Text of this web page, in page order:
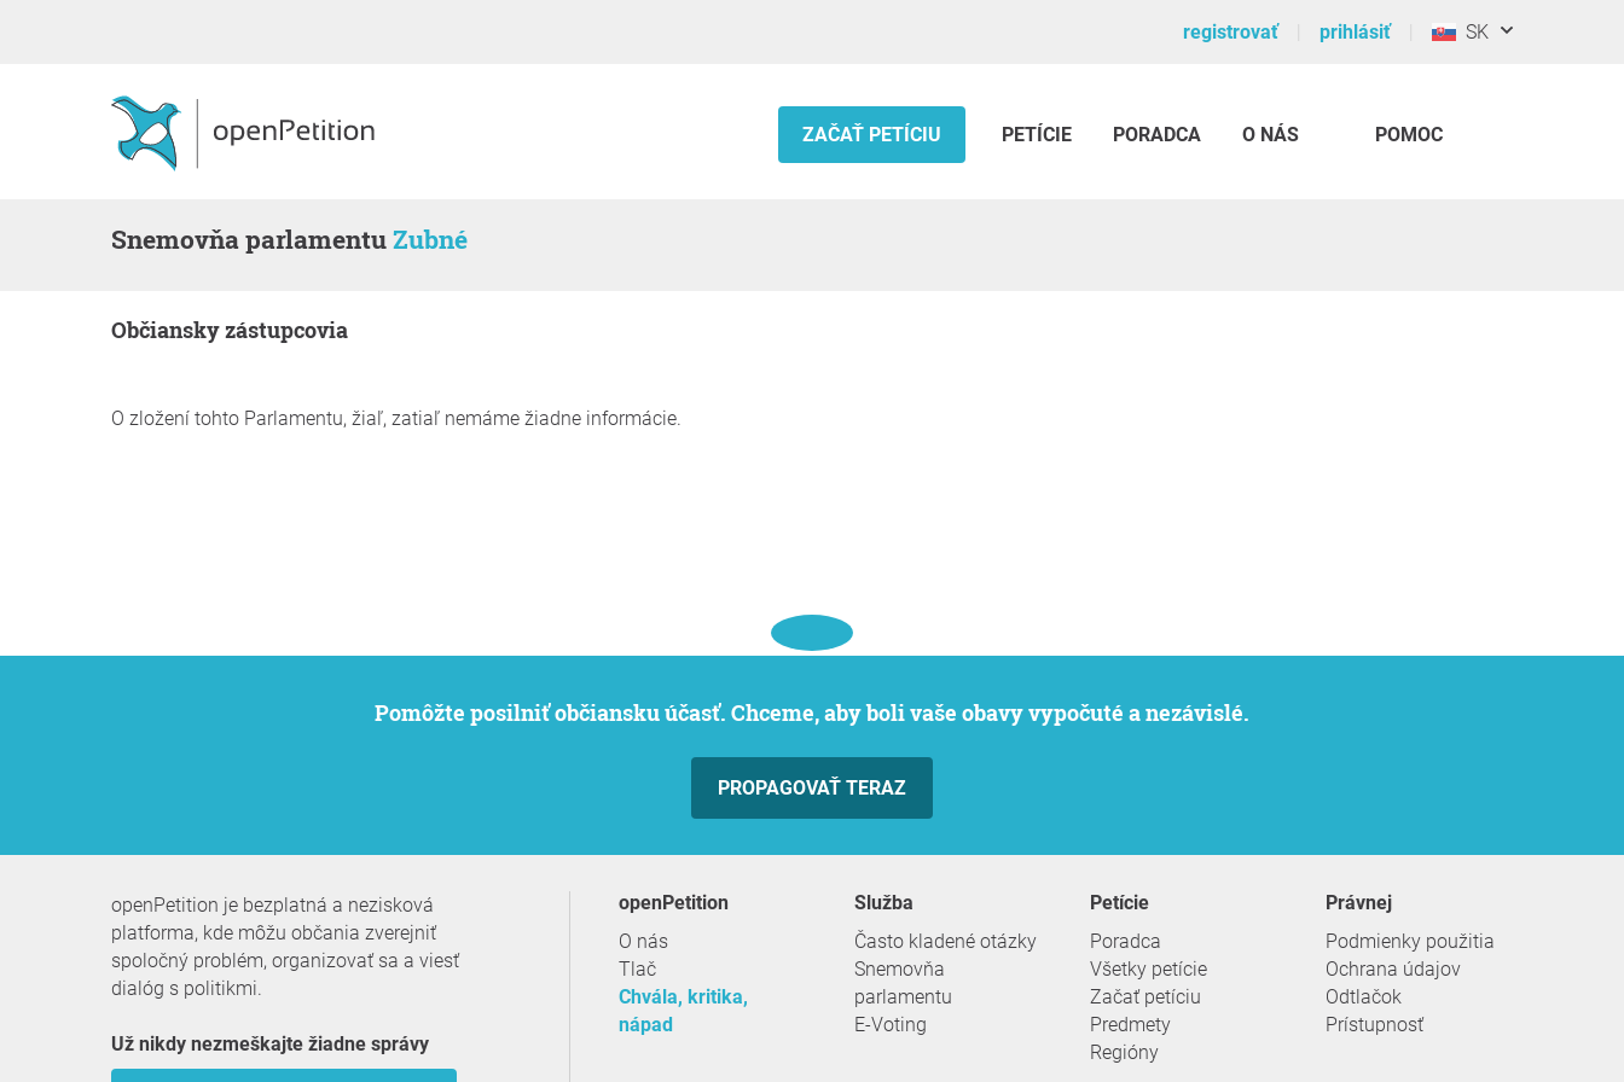
registrovať prihlásiť SK
ZAČAŤ PETÍCIU PETÍCIE PORADCA O NÁS POMOC
snemovňa parlamentuZubné
občiansky zástupcovia
O zložení tohto Parlamentu, žiaľ, zatiaľ nemáme žiadne informácie.
Pomôžte posilniť občiansku účasť. Chceme, aby boli vaše obavy vypočuté a nezávislé.
PROPAGOVAŤ TERAZ
openPetition je bezplatná a nezisková
platforma, kde môžu občania zverejniť
spoločný problém, organizovať sa a viesť
dialóg s politikmi.
Už nikdy nezmeškajte žiadne správy
openPetition
O nás
Tlač
Chvála, kritika,
nápad
služba
Často kladené otázky
Snemovňa
parlamentu
E-Voting
Petície
Poradca
Všetky petície
Začať petíciu
Predmety
Regióny
Právnej
Podmienky použitia
Ochrana údajov
Odtlačok
Prístupnosť